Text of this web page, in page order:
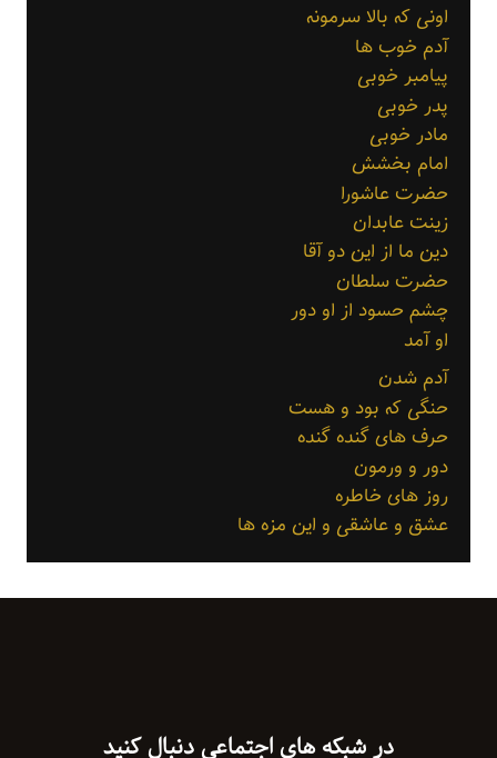
اونی که بالا سرمونه
آدم خوب ها
پیامبر خوبی
پدر خوبی
مادر خوبی
امام بخشش
حضرت عاشورا
زینت عابدان
دین ما از این دو آقا
حضرت سلطان
چشم حسود از او دور
او آمد
آدم شدن
حنگی که بود و هست
حرف های گنده گنده
دور و ورمون
روز های خاطره
عشق و عاشقی و این مزه ها
در شبکه های اجتماعی دنبال کنید